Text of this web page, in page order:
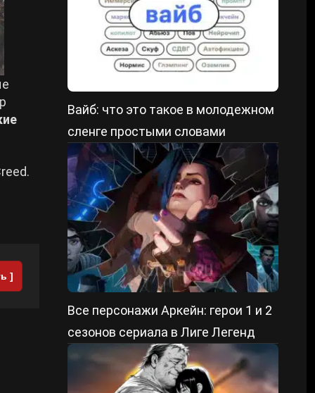
]
Вайб: что это такое в молодежном
сленге простыми словами
Все персонажи Аркейн: герои 1 и 2
сезонов сериала в Лиге Легенд